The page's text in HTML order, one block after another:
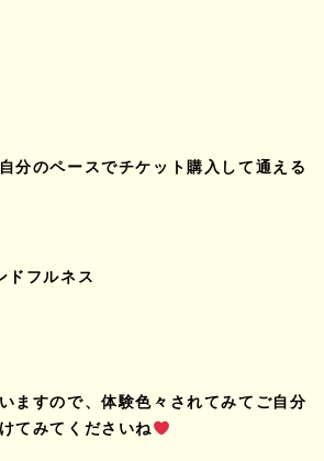
分のペースでチケット購入して通える
ドフルネス
ますので、体験色々されてみてご自分
てみてくださいね